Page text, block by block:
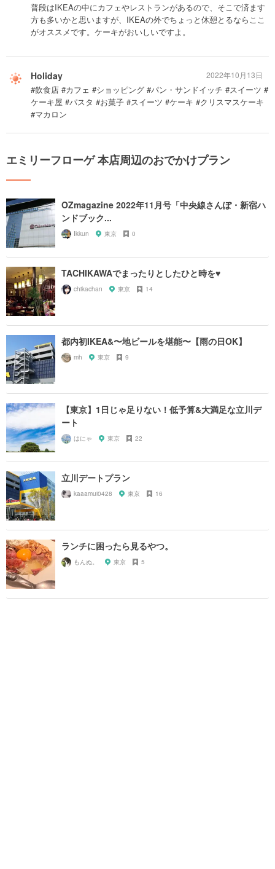
普段はIKEAの中にカフェやレストランがあるので、そこで済ます
方も多いかと思いますが、IKEAの外でちょっと休憩とるならここ
がオススメです。ケーキがおいしいですよ。
Holiday
#飲食店 #カフェ #ショッピング #パン・サンドイッチ #スイーツ #
ケーキ屋 #パスタ #お菓子 #スイーツ #ケーキ #クリスマスケーキ
#マカロン
2022年10月13日
エミリーフローゲ 本店周辺のおでかけプラン
OZmagazine 2022年11月号「中央線さんぽ・新宿ハ
ンドブック...
Ikkun 東京 0
TACHIKAWAでまったりとしたひと時を♥
chikachan 東京 14
都内初IKEA&〜地ビールを堪能〜【雨の日OK】
mh 東京 9
【東京】1日じゃ足りない！低予算&大満足な立川デ
ート
はにゃ 東京 22
立川デートプラン
kaaamui0428 東京 16
ランチに困ったら見るやつ。
もんぬ。 東京 5